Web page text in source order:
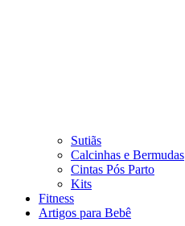
Sutiãs
Calcinhas e Bermudas
Cintas Pós Parto
Kits
Fitness
Artigos para Bebê